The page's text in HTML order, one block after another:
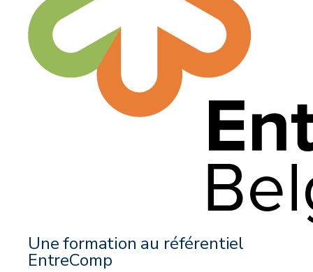
Une formation au référentiel
EntreComp